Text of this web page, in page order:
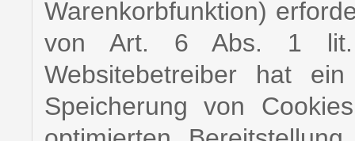
Warenkorbfunktion)
von Art. 6 Abs. 1 lit.
Websitebetreiber hat
Speicherung von